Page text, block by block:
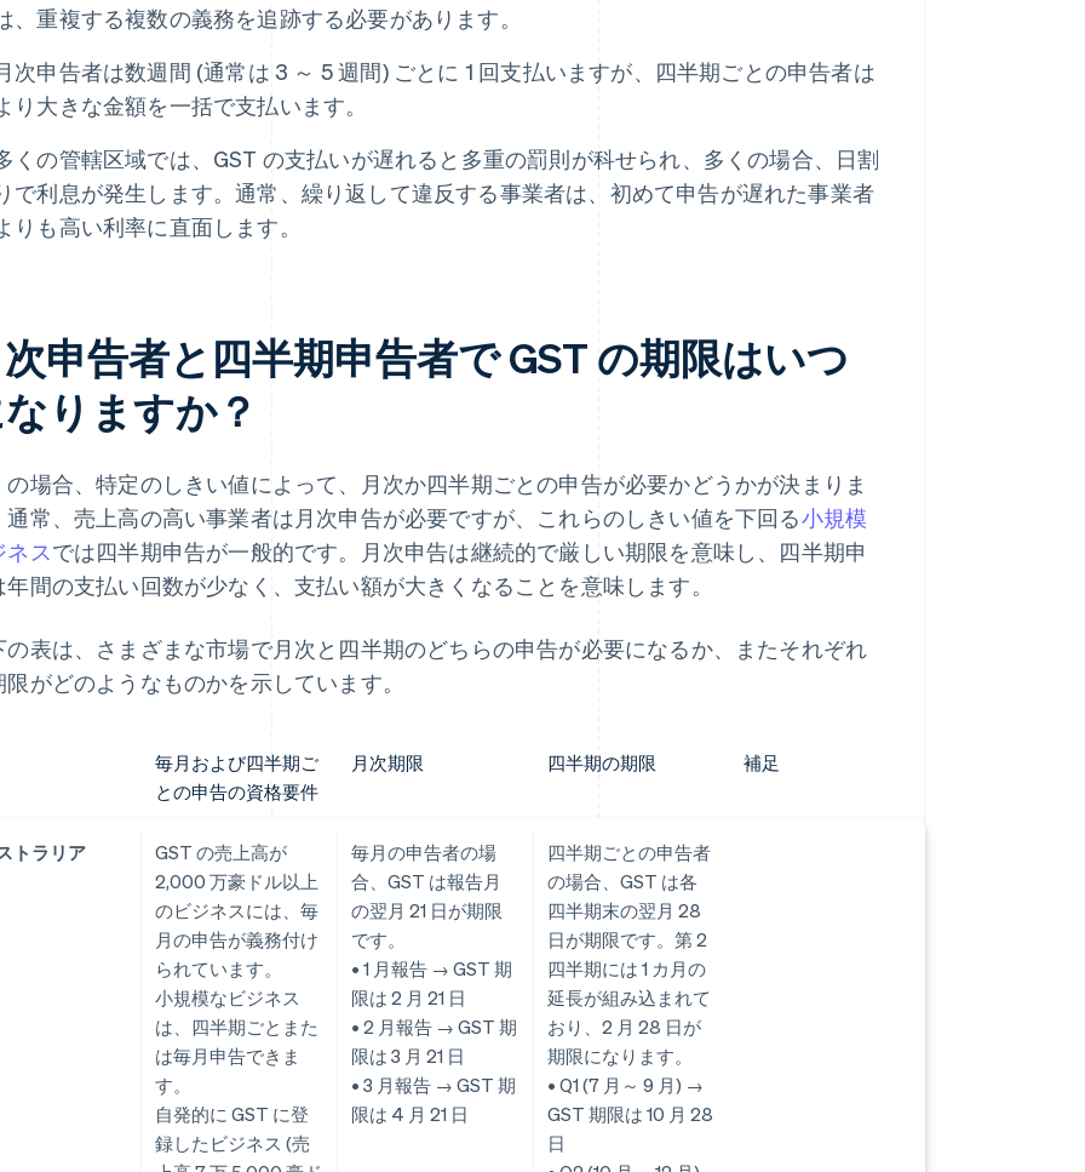
、重複する複数の義務を追跡する必要があります。
次申告者は数週間 (通常は 3 ～ 5 週間) ごとに 1 回支払いますが、四半期ごとの申告者は
り大きな金額を一括で支払います。
くの管轄区域では、GST の支払いが遅れると多重の罰則が科せられ、多くの場合、日割
で利息が発生します。通常、繰り返して違反する事業者は、初めて申告が遅れた事業者
りも高い利率に直面します。
申告者と四半期申告者で GST の期限はいつ
りますか？
の場合、特定のしきい値によって、月次か四半期ごとの申告が必要かどうかが決まりま
通常、売上高の高い事業者は月次申告が必要ですが、これらのしきい値を下回る小規模
ネスでは四半期申告が一般的です。月次申告は継続的で厳しい期限を意味し、四半期申
年間の支払い回数が少なく、支払い額が大きくなることを意味します。
の表は、さまざまな市場で月次と四半期のどちらの申告が必要になるか、またそれぞれ
限がどのようなものかを示しています。
毎月および四半期ご
との申告の資格要件
月次期限 四半期の期限 補足
トラリア
GST の売上高が
2,000 万豪ドル以上
のビジネスには、毎
月の申告が義務付け
られています。
小規模なビジネス
は、四半期ごとまた
は毎月申告できま
す。
自発的に GST に登
録したビジネス (売
毎月の申告者の場
合、GST は報告月
の翌月 21 日が期限
です。
• 1 月報告 → GST 期
限は 2 月 21 日
• 2 月報告 → GST 期
限は 3 月 21 日
• 3 月報告 → GST 期
限は 4 月 21 日
四半期ごとの申告者
の場合、GST は各
四半期末の翌月 28
日が期限です。第 2
四半期には 1 カ月の
延長が組み込まれて
おり、2 月 28 日が
期限になります。
• Q1 (7 月～ 9 月) →
GST 期限は 10 月 28
日